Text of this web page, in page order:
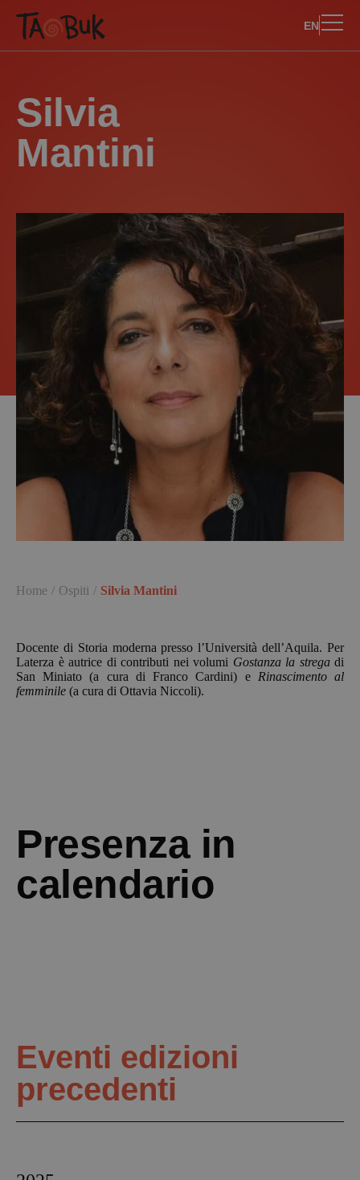
EN
Silvia
Mantini
Home Ospiti Silvia Mantini
Docente di Storia moderna presso l’Università dell’Aquila. Per
Laterza è autrice di contributi nei volumi Gostanza la stregadi
San Miniato (a cura di Franco Cardini) e Rinascimento al
femminile (a cura di Ottavia Niccoli).
Presenza in
calendario
Eventi edizioni
precedenti